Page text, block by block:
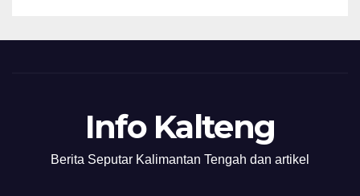
Info Kalteng
Berita Seputar Kalimantan Tengah dan artikel